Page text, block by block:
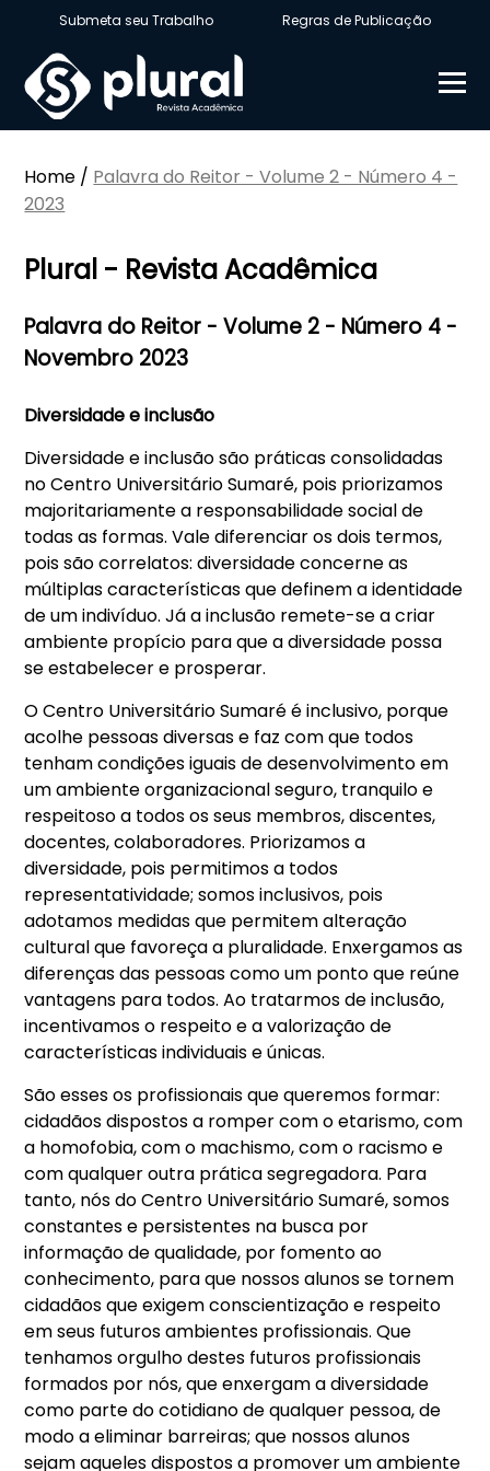
Submeta seu Trabalho Regras de Publicação
Home / Palavra do Reitor - Volume 2 - Número 4 -
2023
Plural - Revista Acadêmica
Palavra do Reitor - Volume 2 - Número 4 -
Novembro 2023
Diversidade e inclusão
Diversidade e inclusão são práticas consolidadas
no Centro Universitário Sumaré, pois priorizamos
majoritariamente a responsabilidade social de
todas as formas. Vale diferenciar os dois termos,
pois são correlatos: diversidade concerne as
múltiplas características que definem a identidade
de um indivíduo. Já a inclusão remete-se a criar
ambiente propício para que a diversidade possa
se estabelecer e prosperar.
O Centro Universitário Sumaré é inclusivo, porque
acolhe pessoas diversas e faz com que todos
tenham condições iguais de desenvolvimento em
um ambiente organizacional seguro, tranquilo e
respeitoso a todos os seus membros, discentes,
docentes, colaboradores. Priorizamos a
diversidade, pois permitimos a todos
representatividade; somos inclusivos, pois
adotamos medidas que permitem alteração
cultural que favoreça a pluralidade. Enxergamos as
diferenças das pessoas como um ponto que reúne
vantagens para todos. Ao tratarmos de inclusão,
incentivamos o respeito e a valorização de
características individuais e únicas.
São esses os profissionais que queremos formar:
cidadãos dispostos a romper com o etarismo, com
a homofobia, com o machismo, com o racismo e
com qualquer outra prática segregadora. Para
tanto, nós do Centro Universitário Sumaré, somos
constantes e persistentes na busca por
informação de qualidade, por fomento ao
conhecimento, para que nossos alunos se tornem
cidadãos que exigem conscientização e respeito
em seus futuros ambientes profissionais. Que
tenhamos orgulho destes futuros profissionais
formados por nós, que enxergam a diversidade
como parte do cotidiano de qualquer pessoa, de
modo a eliminar barreiras; que nossos alunos
sejam aqueles dispostos a promover um ambiente